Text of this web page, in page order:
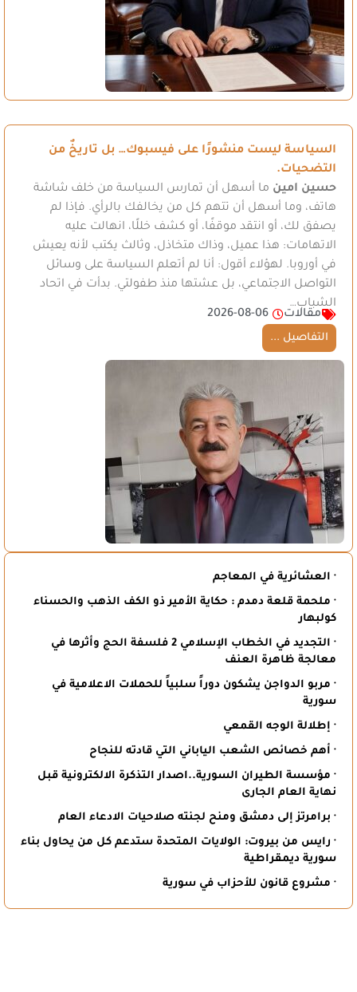
السياسة ليست منشورًا على فيسبوك… بل تاريخٌ من
التضحيات.
حسين امين ما أسهل أن تمارس السياسة من خلف شاشة
هاتف، وما أسهل أن تتهم كل من يخالفك بالرأي. فإذا لم
يصفق لك، أو انتقد موقفًا، أو كشف خللًا، انهالت عليه
الاتهامات: هذا عميل، وذاك متخاذل، وثالث يكتب لأنه يعيش
في أوروبا. لهؤلاء أقول: أنا لم أتعلم السياسة على وسائل
التواصل الاجتماعي، بل عشتها منذ طفولتي. بدأت في اتحاد
الشباب…
مقالات
2026-08-06
التفاصيل ...
· العشائرية في المعاجم
· ملحمة قلعة دمدم : حكاية الأمير ذو الكف الذهب والحسناء
كولبهار
· التجديد في الخطاب الإسلامي 2 فلسفة الحج وأثرها في
معالجة ظاهرة العنف
· مربو الدواجن يشكون دوراً سلبياً للحملات الاعلامية في
سورية
· إطلالة الوجه القمعي
· أهم خصائص الشعب الياباني التي قادته للنجاح
· مؤسسة الطيران السورية..اصدار التذكرة الالكترونية قبل
نهاية العام الجارى
· برامرتز إلى دمشق ومنح لجنته صلاحيات الادعاء العام
· رايس من بيروت: الولايات المتحدة ستدعم كل من يحاول بناء
سورية ديمقراطية
· مشروع قانون للأحزاب في سورية